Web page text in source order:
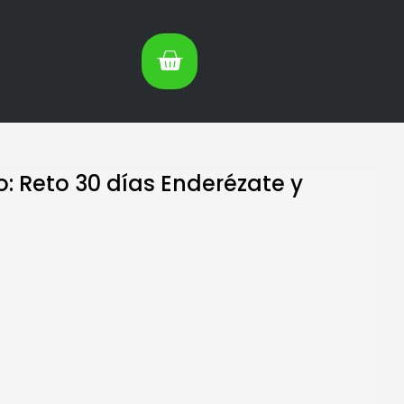
Reto 30 días Enderézate y